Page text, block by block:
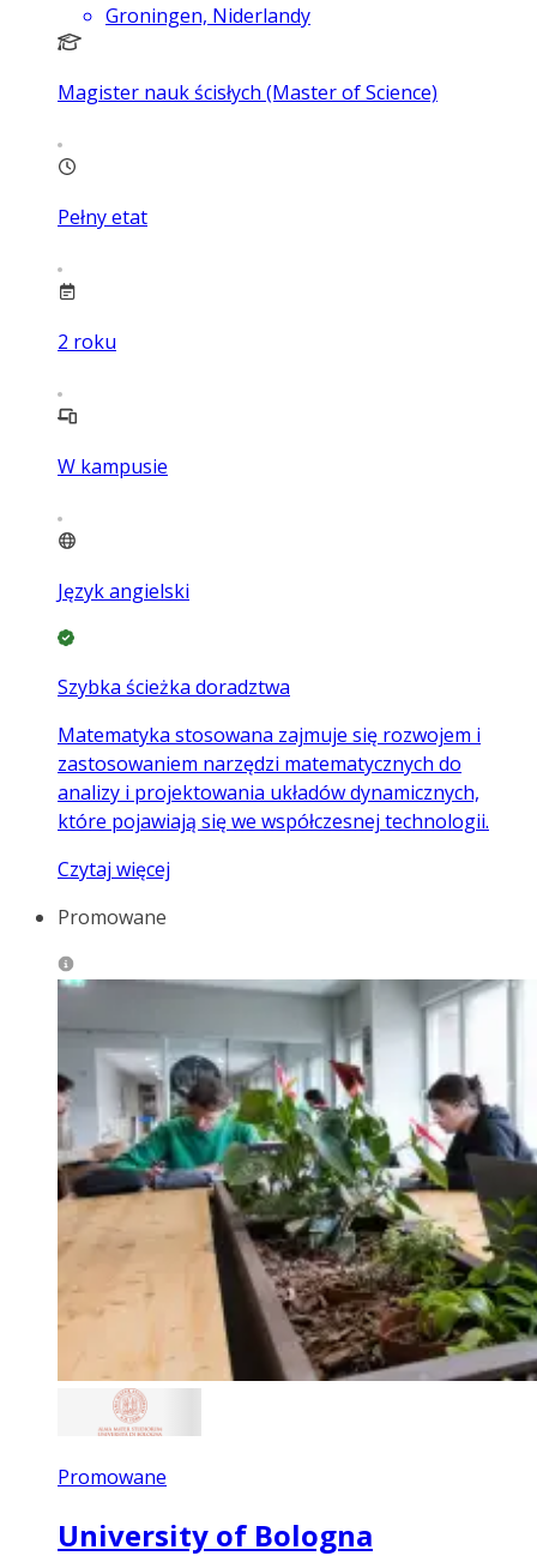
Groningen, Niderlandy
Magister nauk ścisłych (Master of Science)
Pełny etat
2 roku
W kampusie
Język angielski
Szybka ścieżka doradztwa
Matematyka stosowana zajmuje się rozwojem i
zastosowaniem narzędzi matematycznych do
analizy i projektowania układów dynamicznych,
które pojawiają się we współczesnej technologii.
Czytaj więcej
Promowane
Promowane
University of Bologna